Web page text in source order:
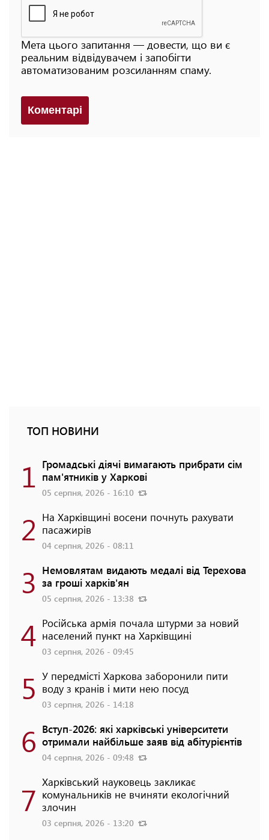
Мета цього запитання — довести, що ви є
реальним відвідувачем і запобігти
автоматизованим розсиланням спаму.
Коментарi
ТОП НОВИНИ
1 Громадські діячі вимагають прибрати сім
пам'ятників у Харкові
05 серпня, 2026 - 16:10
2 На Харківщині восени почнуть рахувати
пасажирів
04 серпня, 2026 - 08:11
3 Немовлятам видають медалі від Терехова
за гроші харків'ян
05 серпня, 2026 - 13:38
4 Російська армія почала штурми за новий
населений пункт на Харківщині
03 серпня, 2026 - 09:45
5 У передмісті Харкова заборонили пити
воду з кранів і мити нею посуд
03 серпня, 2026 - 14:18
6 Вступ-2026: які харківські університети
отримали найбільше заяв від абітурієнтів
04 серпня, 2026 - 09:48
7 Харківський науковець закликає
комунальників не вчиняти екологічний
злочин
03 серпня, 2026 - 13:20